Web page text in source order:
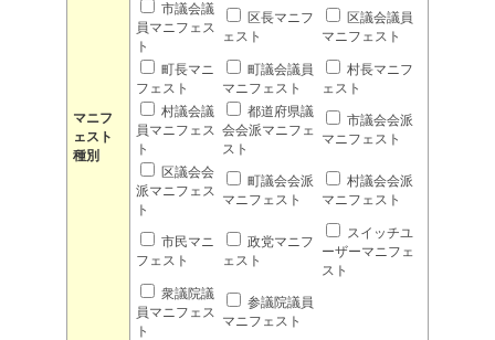
マニフ
ェスト
種別
市議会議
員マニフェス
ト
区長マニフ
ェスト
区議会議員
マニフェスト
町長マニ
フェスト
町議会議員
マニフェスト
村長マニフ
ェスト
村議会議
員マニフェス
ト
都道府県議
会会派マニフェ
スト
市議会会派
マニフェスト
区議会会
派マニフェス
ト
町議会会派
マニフェスト
村議会会派
マニフェスト
市民マニ
フェスト
政党マニフ
ェスト
スイッチユ
ーザーマニフェ
スト
衆議院議
員マニフェス
ト
参議院議員
マニフェスト